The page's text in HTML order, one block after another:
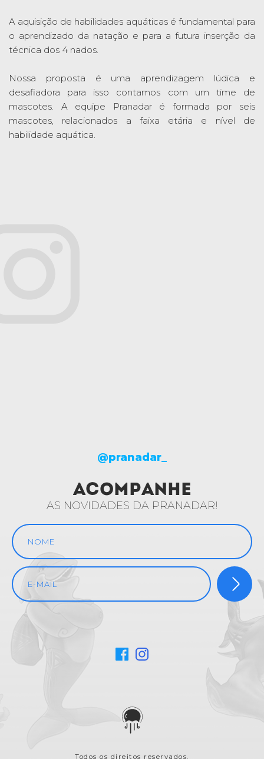
A aquisição de habilidades aquáticas é fundamental para
o aprendizado da natação e para a futura inserção da
técnica dos 4 nados.
Nossa proposta é uma aprendizagem lúdica e
desafiadora para isso contamos com um time de
mascotes. A equipe Pranadar é formada por seis
mascotes, relacionados a faixa etária e nível de
habilidade aquática.
@pranadar_
ACOMPANHE
AS NOVIDADES DA PRANADAR!
Todos os direitos reservados.